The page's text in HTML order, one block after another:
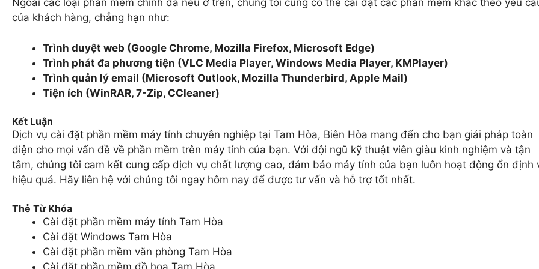
Ngoài các loại phần mềm chính đã nêu ở trên, chúng tôi cũng có thể cài đặt các phần mềm khác theo yêu
của khách hàng, chẳng hạn như:
Trình duyệt web (Google Chrome, Mozilla Firefox, Microsoft Edge)
Trình phát đa phương tiện (VLC Media Player, Windows Media Player, KMPlayer)
Trình quản lý email (Microsoft Outlook, Mozilla Thunderbird, Apple Mail)
Tiện ích (WinRAR, 7-Zip, CCleaner)
Kết Luận
Dịch vụ cài đặt phần mềm máy tính chuyên nghiệp tại Tam Hòa, Biên Hòa mang đến cho bạn giải pháp toàn
diện cho mọi vấn đề về phần mềm trên máy tính của bạn. Với đội ngũ kỹ thuật viên giàu kinh nghiệm và tận
tâm, chúng tôi cam kết cung cấp dịch vụ chất lượng cao, đảm bảo máy tính của bạn luôn hoạt động ổn định
hiệu quả. Hãy liên hệ với chúng tôi ngay hôm nay để được tư vấn và hỗ trợ tốt nhất.
Thẻ Từ Khóa
Cài đặt phần mềm máy tính Tam Hòa
Cài đặt Windows Tam Hòa
Cài đặt phần mềm văn phòng Tam Hòa
Cài đặt phần mềm đồ họa Tam Hòa